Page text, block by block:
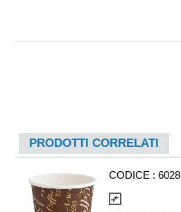
PRODOTTI CORRELATI
CODICE : 6028
compare_arrows